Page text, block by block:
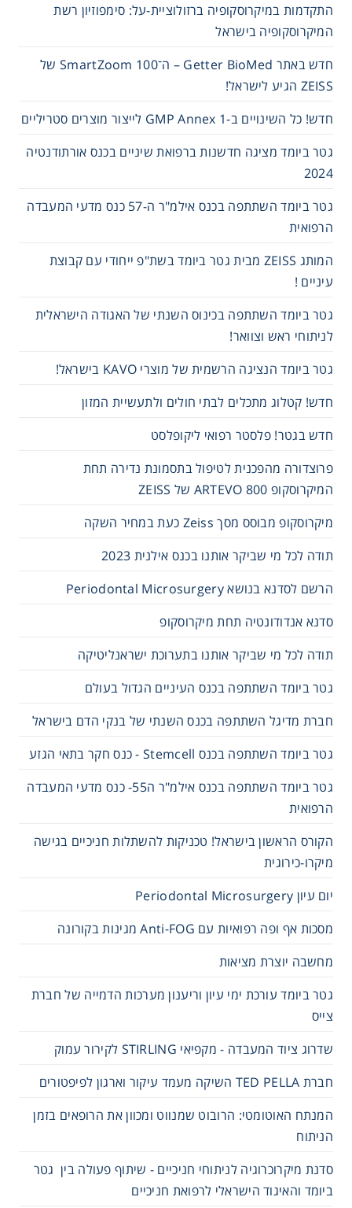
התקדמות במיקרוסקופיה ברזולוציית-על: סימפוזיון רשת
המיקרוסקופיה בישראל
חדש באתר Getter BioMed – ה־SmartZoom 100 של
ZEISS הגיע לישראל!
חדש! כל השינויים ב-GMP Annex 1 לייצור מוצרים סטריליים
גטר ביומד מציגה חדשנות ברפואת שיניים בכנס אורתודנטיה
2024
גטר ביומד השתתפה בכנס אילמ"ר ה-57 כנס מדעי המעבדה
הרפואית
המותג ZEISS מבית גטר ביומד בשת"פ ייחודי עם קבוצת
עיניים !
גטר ביומד השתתפה בכינוס השנתי של האגודה הישראלית
לניתוחי ראש וצוואר!
גטר ביומד הנציגה הרשמית של מוצרי KAVO בישראל!
חדש! קטלוג מתכלים לבתי חולים ולתעשיית המזון
חדש בגטר! פלסטר רפואי ליקופלסט
פרוצדורה מהפכנית לטיפול בתסמונת נדירה תחת
המיקרוסקופ 800 ARTEVO של ZEISS
מיקרוסקופ מבוסס מסך Zeiss כעת במחיר השקה
תודה לכל מי שביקר אותנו בכנס אילנית 2023
הרשם לסדנא בנושא Periodontal Microsurgery
סדנא אנדודונטיה תחת מיקרוסקופ
תודה לכל מי שביקר אותנו בתערוכת ישראנליטיקה
גטר ביומד השתתפה בכנס העיניים הגדול בעולם
חברת מדיגל השתתפה בכנס השנתי של בנקי הדם בישראל
גטר ביומד השתתפה בכנס Stemcell - כנס חקר בתאי הגזע
גטר ביומד השתתפה בכנס אילמ"ר ה55- כנס מדעי המעבדה
הרפואית
הקורס הראשון בישראל! טכניקות להשתלות חניכיים בגישה
מיקרו-כירוגית
יום עיון Periodontal Microsurgery
מסכות אף ופה רפואיות עם Anti-FOG מגינות בקורונה
מחשבה יוצרת מציאות
גטר ביומד עורכת ימי עיון וריענון מערכות הדמייה של חברת
צייס
שדרוג ציוד המעבדה - מקפיאי STIRLING לקירור עמוק
חברת TED PELLA השיקה מעמד עיקור וארגון לפיפטורים
המנתח האוטומטי: הרובוט שמנווט ומכוון את הרופאים בזמן
הניתוח
סדנת מיקרוכרוגיה לניתוחי חניכיים - שיתוף פעולה בין גטר
ביומד והאיגוד הישראלי לרפואת חניכיים
Liquid Handling
Plasticware
Consumables
Safety
Chemicals